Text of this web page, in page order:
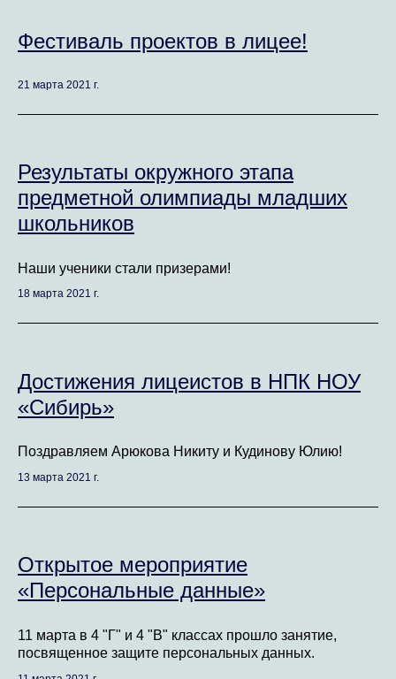
Фестиваль проектов в лицее!
21 марта 2021 г.
Результаты окружного этапа
предметной олимпиады младших
школьников
Наши ученики стали призерами!
18 марта 2021 г.
Достижения лицеистов в НПК НОУ
«Сибирь»
Поздравляем Арюкова Никиту и Кудинову Юлию!
13 марта 2021 г.
Открытое мероприятие
«Персональные данные»
11 марта в 4 "Г" и 4 "В" классах прошло занятие,
посвященное защите персональных данных.